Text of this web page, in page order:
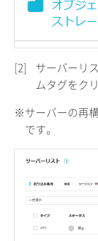
[2]
サーバーリ
ムタグをク
※サーバーの再
です。